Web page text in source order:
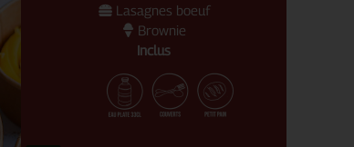
Lasagnes boeuf
Brownie
Inclus